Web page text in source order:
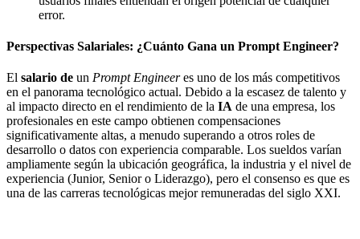
error.
Perspectivas Salariales: ¿Cuánto Gana un Prompt Engineer?
El salario de un Prompt Engineeres uno de los más competitivos
en el panorama tecnológico actual. Debido a la escasez de talento y
al impacto directo en el rendimiento de la IA de una empresa, los
profesionales en este campo obtienen compensaciones
significativamente altas, a menudo superando a otros roles de
desarrollo o datos con experiencia comparable. Los sueldos varían
ampliamente según la ubicación geográfica, la industria y el nivel de
experiencia (Junior, Senior o Liderazgo), pero el consenso es que es
una de las carreras tecnológicas mejor remuneradas del siglo XXI.